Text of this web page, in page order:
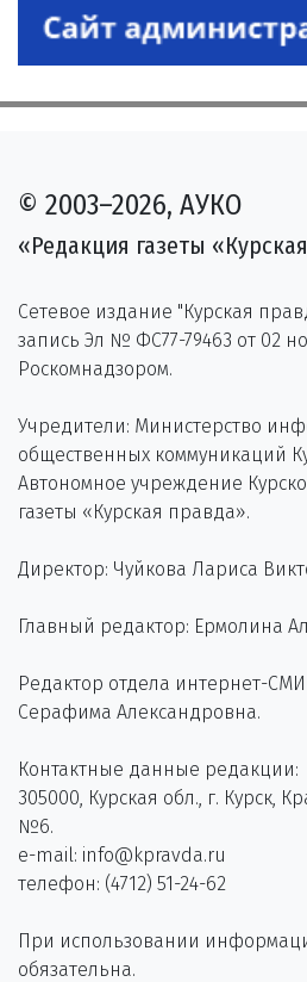
© 2003–2026, АУКО
«Редакция газеты
Сетевое издание "Курская
запись Эл № ФС77-79463 от 02
Роскомнадзором.
Учредители: Министерство
общественных коммуникаций
Автономное учреждение
газеты «Курская правда».
Директор: Чуйкова Лариса
Главный редактор: Ермолина
Редактор отдела интернет-
Серафима Александровна.
Контактные данные редакции:
305000, Курская обл., г. Курск,
№6.
e-mail: info@kpravda.ru
телефон: (4712) 51-24-62
При использовании
обязательна.